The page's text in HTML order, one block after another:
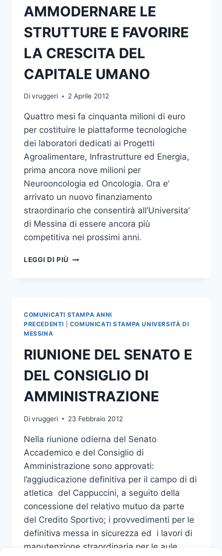
AMMODERNARE LE
STRUTTURE E FAVORIRE
LA CRESCITA DEL
CAPITALE UMANO
Divruggeri 2 Aprile 2012
Quattro mesi fa cinquanta milioni di euro
per costituire le piattaforme tecnologiche
dei laboratori dedicati ai Progetti
Agroalimentare, Infrastrutture ed Energia,
prima ancora nove milioni per
Neurooncologia ed Oncologia. Ora e’
arrivato un nuovo finanziamento
straordinario che consentirà all’Universita’
di Messina di essere ancora più
competitiva nei prossimi anni.
LEGGI DI PIÙ INVESTIMENTI
FAVORIRE
DEL
CAPITALE
UMANO
COMUNICATI STAMPA ANNI
PRECEDENTI
COMUNICATI STAMPA UNIVERSITÀ DI
MESSINA
RIUNIONE DEL SENATO E
DEL CONSIGLIO DI
AMMINISTRAZIONE
Divruggeri 23 Febbraio 2012
Nella riunione odierna del Senato
Accademico e del Consiglio di
Amministrazione sono approvati:
l’aggiudicazione definitiva per il campo di di
atletica del Cappuccini, a seguito della
concessione del relativo mutuo da parte
del Credito Sportivo; i provvedimenti per le
definitiva messa in sicurezza ed i lavori di
manutenzione straordinaria per le aule